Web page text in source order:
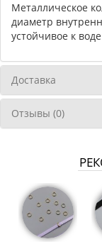
Металлическое
диаметр
устойчивое к
Доставка
Отзывы (0)